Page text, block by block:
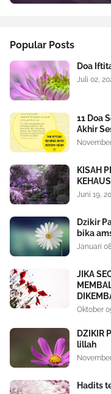
Popular Posts
Doa
Juli 02,
11 Doa
Akhir
KISAH
Juni 19,
Dzikir
bika
Januari
JIKA
Oktober
DZIKIR
lillah
Hadits